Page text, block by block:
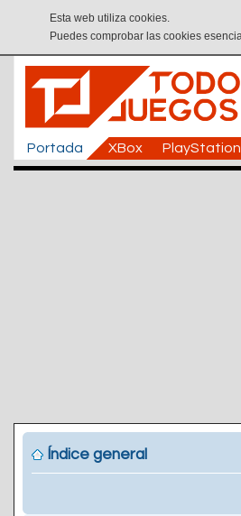
Esta web utiliza cookies.
Puedes comprobar las cookies
Portada XBox PlayStation
Índice general